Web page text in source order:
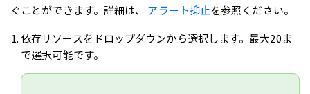
ぐことができます。詳細は、 アラート抑止を参照ください。
依存リソースをドロップダウンから選択します。最大20ま
で選択可能です。